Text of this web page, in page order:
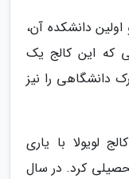
شده و اولین دانشکده آن،
که این کالج یک
دانشگاهی را نیز
و کالج لویولا با یاری
کرد. در سال